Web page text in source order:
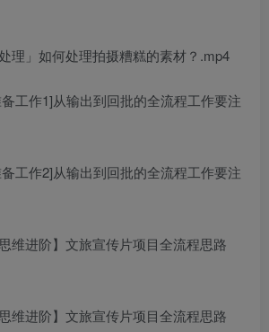
理」如何处理拍摄糟糕的素材？.mp4
工作1]从输出到回批的全流程工作要注
工作2]从输出到回批的全流程工作要注
维进阶】文旅宣传片项目全流程思路
维进阶】文旅宣传片项目全流程思路